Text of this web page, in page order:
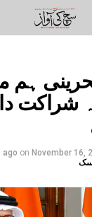
شراکت
on November 16,